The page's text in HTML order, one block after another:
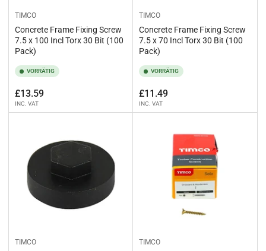
TIMCO
Concrete Frame Fixing Screw
7.5 x 100 Incl Torx 30 Bit (100
Pack)
VORRÄTIG
Normaler
Preis
£13.59
INC. VAT
TIMCO
Concrete Frame Fixing Screw
7.5 x 70 Incl Torx 30 Bit (100
Pack)
VORRÄTIG
Normaler
Preis
£11.49
INC. VAT
TIMCO TIMCO